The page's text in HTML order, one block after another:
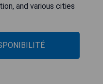
and various cities